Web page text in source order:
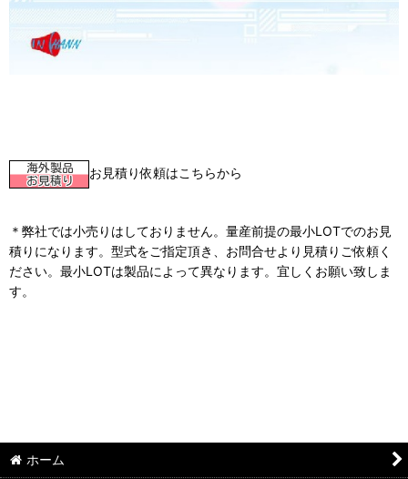
お見積り依頼はこちらから
＊弊社では小売りはしておりません。量産前提の最小LOTでのお見
積りになります。型式をご指定頂き、お問合せより見積りご依頼く
ださい。最小LOTは製品によって異なります。宜しくお願い致しま
す。
ホーム